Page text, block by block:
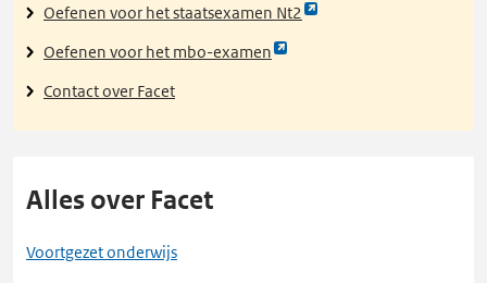
externe
pagina
Oefenen voor het staatsexamen Nt2
Link
externe
pagina
Oefenen voor het mbo-examen
Link
externe
Contact over Facet
Alles over Facet
Voortgezet onderwijs